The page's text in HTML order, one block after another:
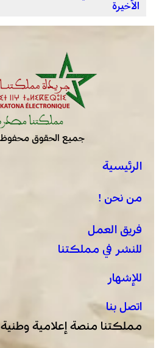
التفاصيل الكاملة لاقتحام ولي
العثور على جثة مقطعة الأطراف
الأخيرة
جميع الحقوق محفوظة
الرئيسية
من نحن !
فريق العمل
للنشر في مملكتنا
للإشهار
اتصل بنا
مملكتنا منصة إعلامية